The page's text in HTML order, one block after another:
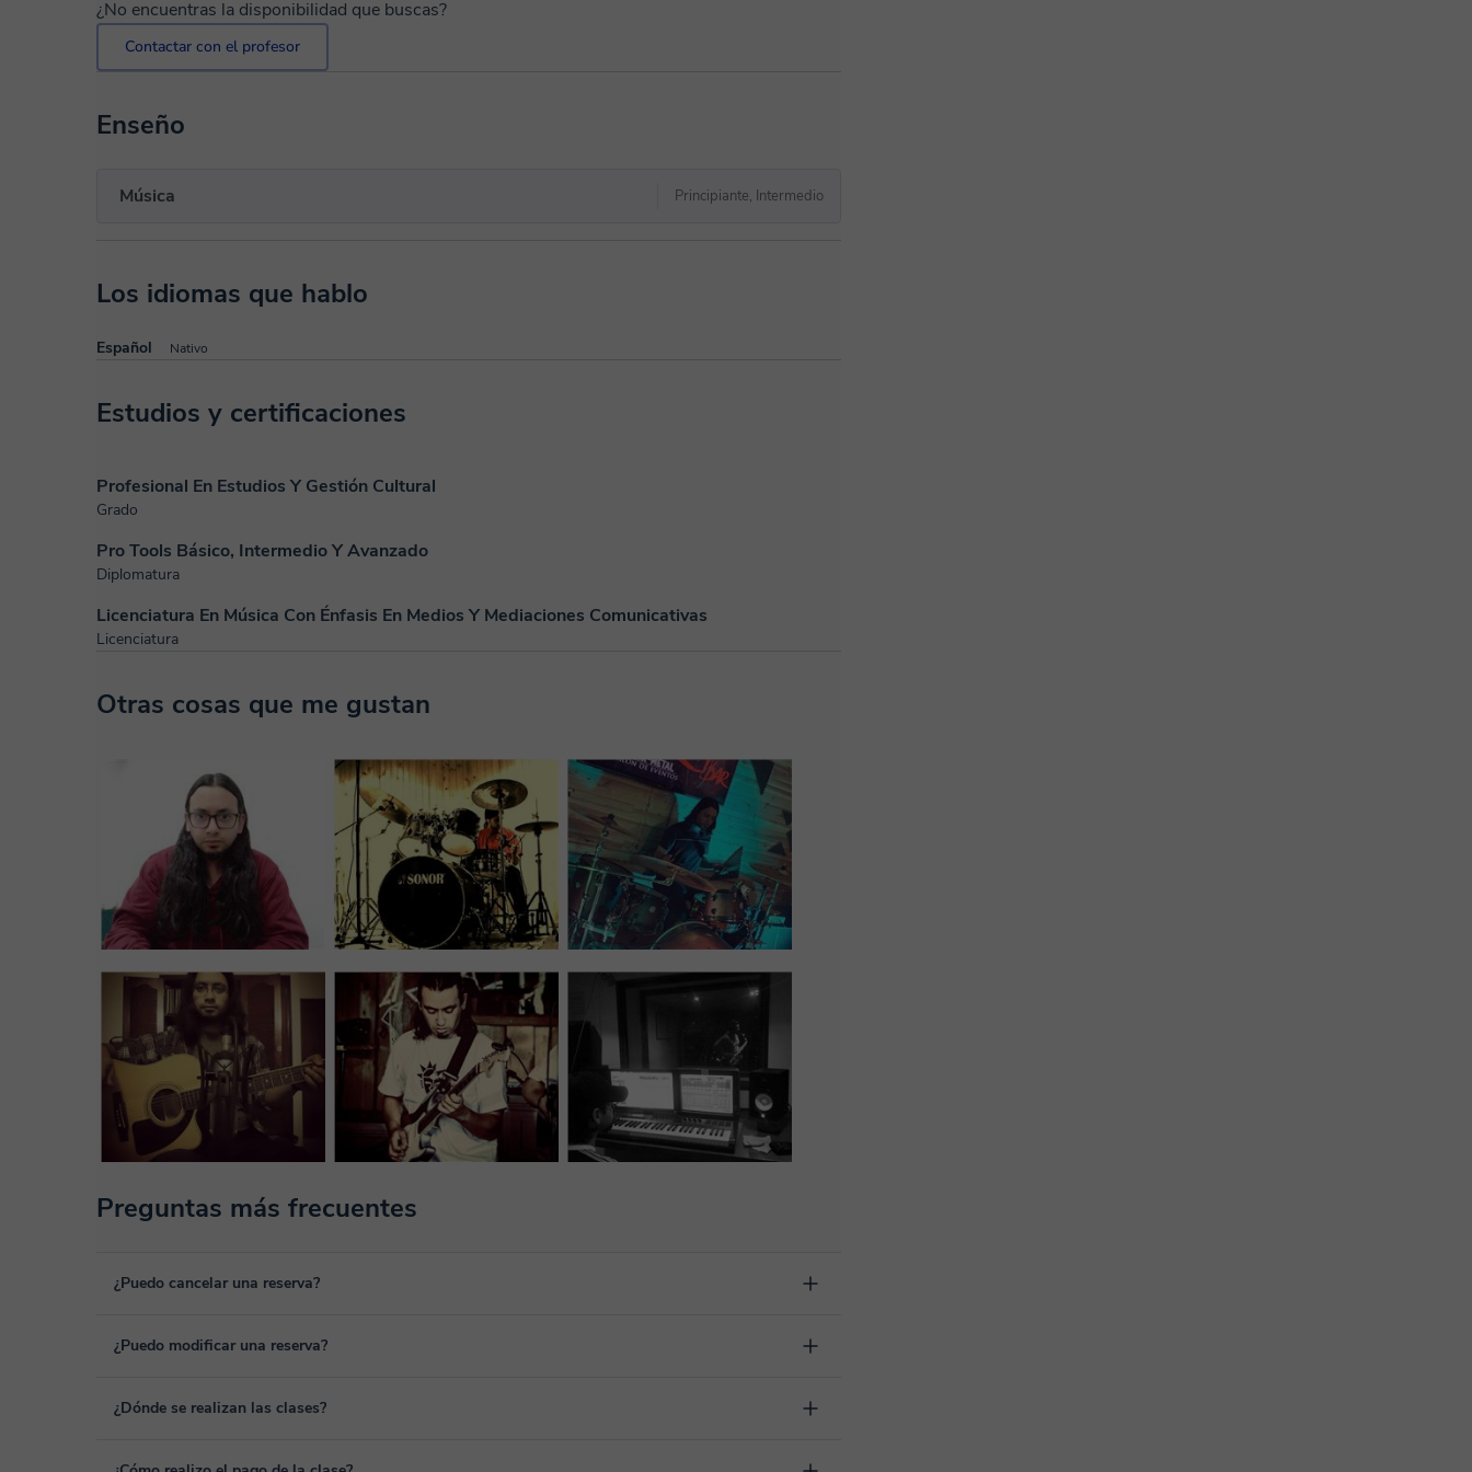
¿No encuentras la disponibilidad que buscas?
Contactar con el profesor
Enseño
Música Principiante, Intermedio
Los idiomas que hablo
Español Nativo
Estudios y certificaciones
Profesional En Estudios Y Gestión Cultural
Grado
Pro Tools Básico, Intermedio Y Avanzado
Diplomatura
Licenciatura En Música Con Énfasis En Medios Y Mediaciones Comunicativas
Licenciatura
Otras cosas que me gustan
Preguntas más frecuentes
¿Puedo cancelar una reserva?
Sí, puedes cancelar una reserva hasta un máximo de 8 horas antes de la clase, indicando el motivo de
¿Puedo modificar una reserva?
Sí, siempre puede surgir algún imprevisto, por lo que podrás cambiar la hora o el día de clase. Puedes hacerlo
¿Dónde se realizan las clases?
Las clases se realizan en el aula virtual de Classgap, desarrollada para el ámbito formativo con muchas